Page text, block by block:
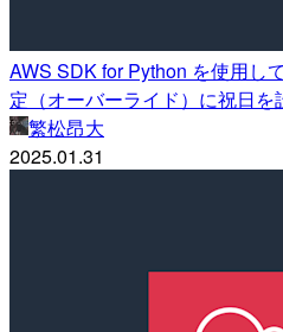
AWS SDK for Python を使用し
定（オーバーライド）に祝日を
繁松昂大
2025.01.31